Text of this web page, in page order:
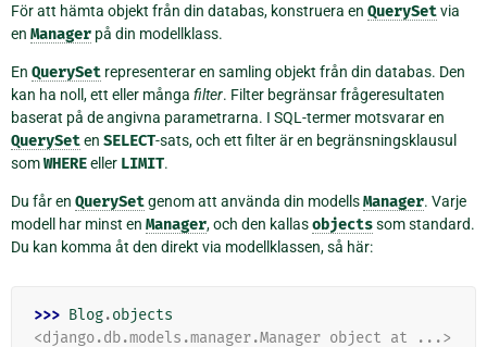
För att hämta objekt från din databas, konstruera en QuerySetvia
en Manager på din modellklass.
En QuerySet representerar en samling objekt från din databas. Den
kan ha noll, ett eller många filter. Filter begränsar frågeresultaten
baserat på de angivna parametrarna. I SQL-termer motsvarar en
QuerySeten SELECT-sats, och ett filter är en begränsningsklausul
somWHEREeller LIMIT.
Du får en QuerySetgenom att använda din modellsManager. Varje
modell har minst en Manager, och den kallasobjectssom standard.
Du kan komma åt den direkt via modellklassen, så här:
>>> Blog.objects
<django.db.models.manager.Manager object at ...>